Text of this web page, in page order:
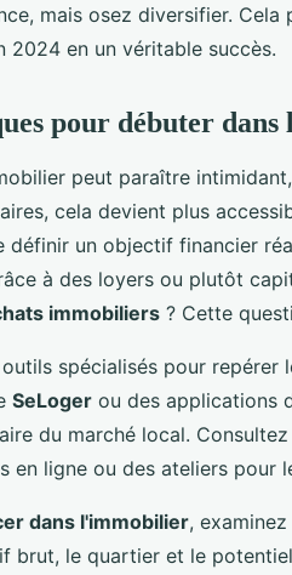
mais osez diversifier.
2024 en un véritable succès.
pour débuter
peut paraître
cela devient plus
un objectif financier
à des loyers ou plutôt
immobiliers ? Cette
spécialisés pour
SeLoger ou des applications
du marché local.
en ligne ou des ateliers pour
dans l'immobilier,
brut, le quartier et le